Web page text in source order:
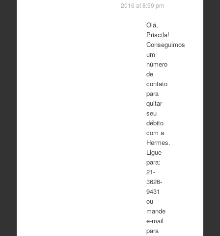
2016 at 8:59 pm
Olá,
Priscila!
Conseguimos
um
número
de
contato
para
quitar
seu
débito
com a
Hermes.
Ligue
para:
21-
3626-
9431
ou
mande
e-mail
para